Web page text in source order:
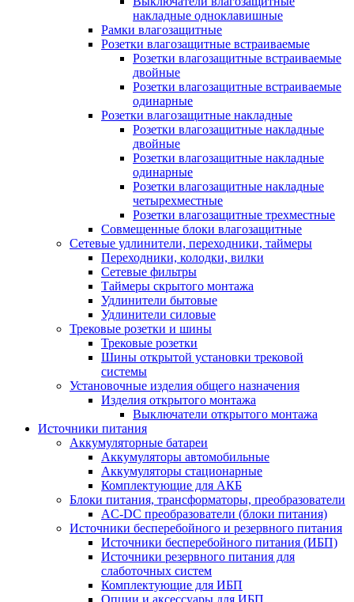
накладные одноклавишные
Рамки влагозащитные
Розетки влагозащитные встраиваемые
Розетки влагозащитные встраиваемые
двойные
Розетки влагозащитные встраиваемые
одинарные
Розетки влагозащитные накладные
Розетки влагозащитные накладные
двойные
Розетки влагозащитные накладные
одинарные
Розетки влагозащитные накладные
четырехместные
Розетки влагозащитные трехместные
Совмещенные блоки влагозащитные
Сетевые удлинители, переходники, таймеры
Переходники, колодки, вилки
Сетевые фильтры
Таймеры скрытого монтажа
Удлинители бытовые
Удлинители силовые
Трековые розетки и шины
Трековые розетки
Шины открытой установки трековой
системы
Установочные изделия общего назначения
Изделия открытого монтажа
Выключатели открытого монтажа
Источники питания
Аккумуляторные батареи
Аккумуляторы автомобильные
Аккумуляторы стационарные
Комплектующие для АКБ
Блоки питания, трансформаторы, преобразователи
AC-DC преобразователи (блоки питания)
Источники бесперебойного и резервного питания
Источники бесперебойного питания (ИБП)
Источники резервного питания для
слаботочных систем
Комплектующие для ИБП
Опции и аксессуары для ИБП